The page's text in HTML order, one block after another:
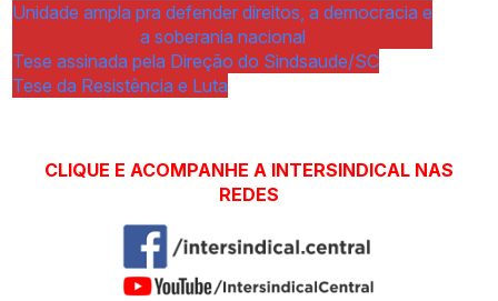
Unidade ampla pra defender direitos, a democracia e
a soberania nacional
Tese assinada pela Direção do Sindsaude/SC
Tese da Resistência e Luta
CLIQUE E ACOMPANHE A INTERSINDICAL NAS
REDES